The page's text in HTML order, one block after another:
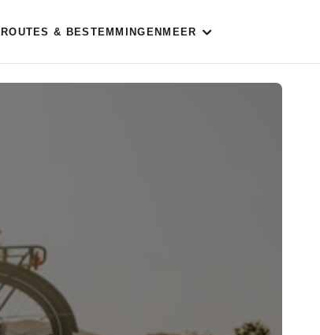
ROUTES & BESTEMMINGEN MEER